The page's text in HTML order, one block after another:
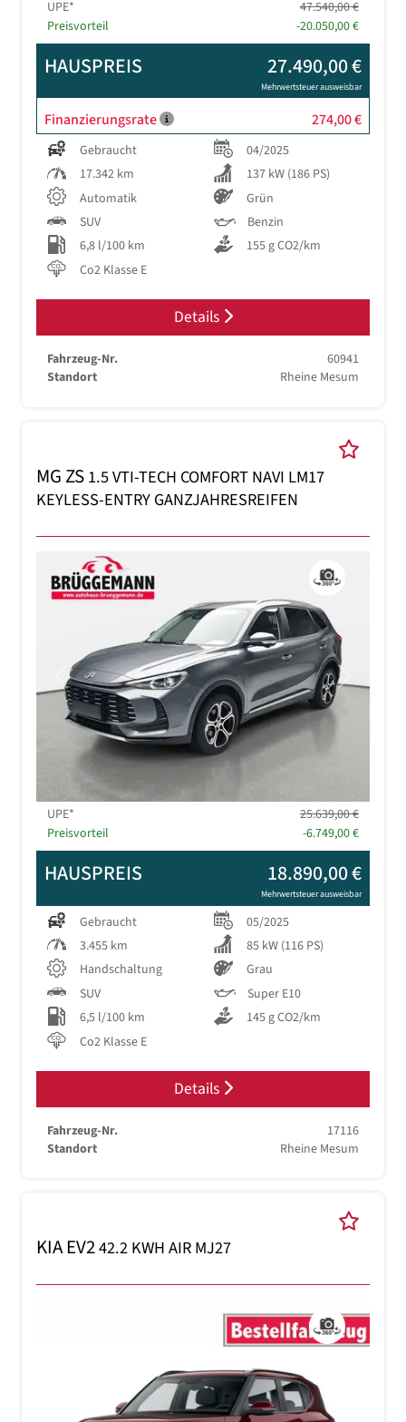
UPE*
47.540,00 €
Preisvorteil
-20.050,00 €
HAUSPREIS 27.490,00 €
Mehrwertsteuer ausweisbar
Finanzierungsrate 274,00 €
Gebraucht
04/2025
17.342 km
137 kW (186 PS)
Automatik
Grün
SUV
Benzin
6,8 l/100 km
155 g CO2/km
Co2 Klasse E
Details
Fahrzeug-Nr.
60941
Standort
Rheine Mesum
MG ZS1.5 VTI-TECH COMFORT NAVI LM17
KEYLESS-ENTRY GANZJAHRESREIFEN
Previous Next
UPE*
25.639,00 €
Preisvorteil
-6.749,00 €
HAUSPREIS 18.890,00 €
Mehrwertsteuer ausweisbar
Gebraucht
05/2025
3.455 km
85 kW (116 PS)
Handschaltung
Grau
SUV
Super E10
6,5 l/100 km
145 g CO2/km
Co2 Klasse E
Details
Fahrzeug-Nr.
17116
Standort
Rheine Mesum
KIA EV242.2 KWH AIR MJ27